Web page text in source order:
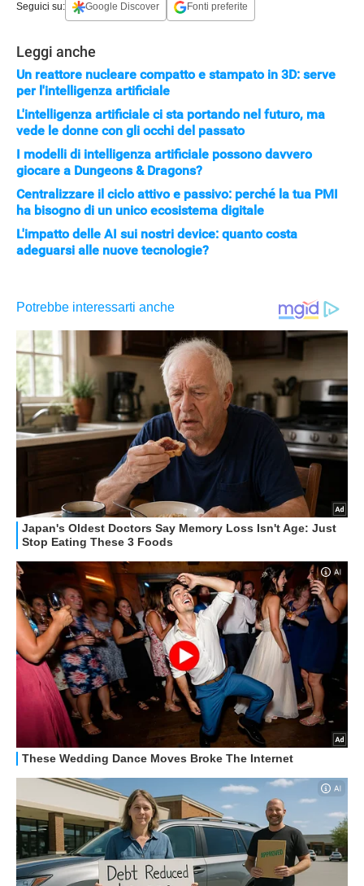
APPLE
Seguici su: Google Discover Fonti preferite
Leggi anche
Un reattore nucleare compatto e stampato in 3D: serve
per l'intelligenza artificiale
L'intelligenza artificiale ci sta portando nel futuro, ma
vede le donne con gli occhi del passato
I modelli di intelligenza artificiale possono davvero
giocare a Dungeons & Dragons?
Centralizzare il ciclo attivo e passivo: perché la tua PMI
ha bisogno di un unico ecosistema digitale
L'impatto delle AI sui nostri device: quanto costa
adeguarsi alle nuove tecnologie?